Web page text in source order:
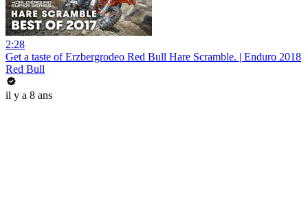
2:28
Get a taste of Erzbergrodeo Red Bull Hare Scramble. | Enduro 2018
Red Bull
il y a 8 ans